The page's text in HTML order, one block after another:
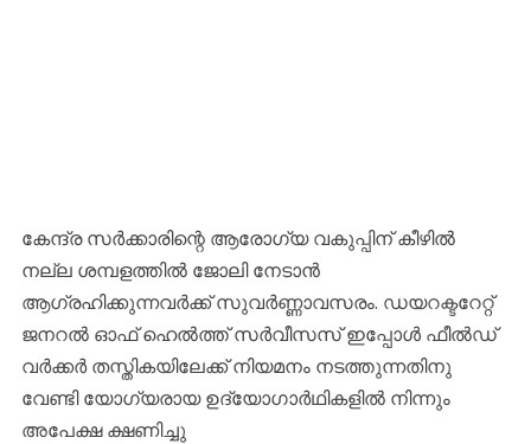
കേന്ദ്ര സര്‍ക്കാരിന്റെ ആരോഗ്യ വകുപ്പിന് കീഴില്‍
നല്ല ശമ്പളത്തില്‍ ജോലി നേടാന്‍
ആഗ്രഹിക്കുന്നവര്‍ക്ക് സുവര്‍ണ്ണാവസരം. ഡയറക്ടറേറ്റ്
ജനറൽ ഓഫ് ഹെൽത്ത് സർവീസസ് ഇപ്പോള്‍ ഫീൽഡ്
വർക്കർ തസ്തികയിലേക്ക് നിയമനം നടത്തുന്നതിനു
വേണ്ടി യോഗ്യരായ ഉദ്യോഗാര്‍ഥികളില്‍ നിന്നും
അപേക്ഷ ക്ഷണിച്ചു